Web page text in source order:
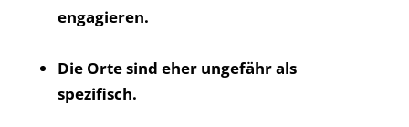
engagieren.
Die Orte sind eher ungefähr als
spezifisch.